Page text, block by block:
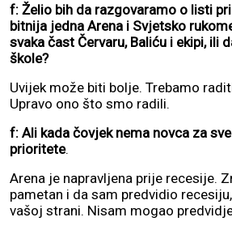
f: Želio bih da razgovaramo o listi
bitnija jedna Arena i Svjetsko
svaka čast Červaru, Baliću i ekipi, ili
škole?
Uvijek može biti bolje. Trebamo
Upravo ono što smo radili.
f: Ali kada čovjek nema novca za
prioritete.
Arena je napravljena prije recesije.
pametan i da sam predvidio
vašoj strani. Nisam mogao